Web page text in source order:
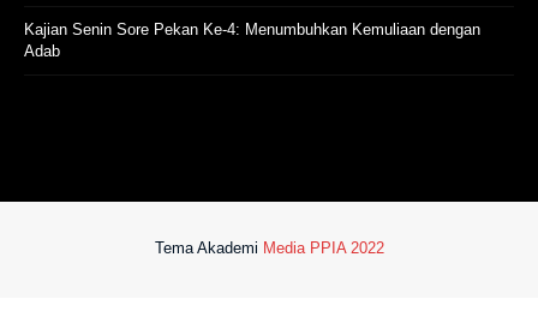
Kajian Senin Sore Pekan Ke-4: Menumbuhkan Kemuliaan dengan
Adab
Tema Akademi Media PPIA 2022